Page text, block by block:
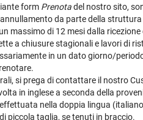
form Prenotadel nostro sito,
da parte della
massimo di 12 mesi dalla
a chiusure stagionali e lavori di
in un dato giorno/
si prega di contattare il nostro
in inglese a seconda della
nella doppia lingua
piccola taglia, se tenuti in braccio.